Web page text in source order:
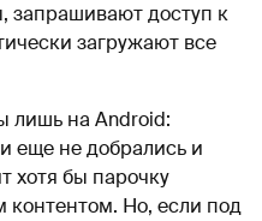
запрашивают доступ к
загружают все
лишь на Android:
еще не добрались и
хотя бы парочку
Но, если под